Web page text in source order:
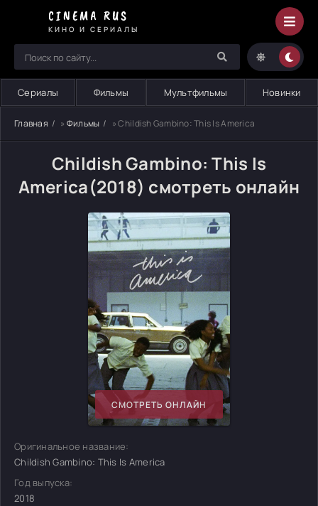
CINEMA RUS
КИНО И СЕРИАЛЫ
Сериалы Фильмы Мультфильмы Новинки
Главная » Фильмы » Childish Gambino: This Is America
Childish Gambino: This Is
America(2018) смотреть онлайн
СМОТРЕТЬ ОНЛАЙН
Оригинальное название:
Childish Gambino: This Is America
Год выпуска:
2018